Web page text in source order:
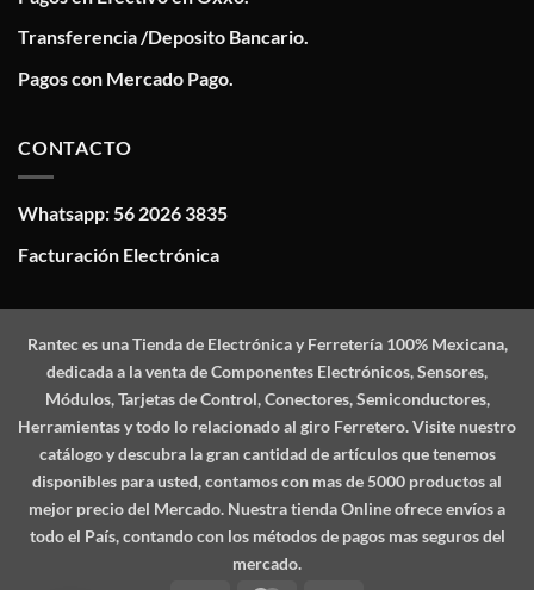
Transferencia /Deposito Bancario.
Pagos con Mercado Pago.
CONTACTO
Whatsapp: 56 2026 3835
Facturación Electrónica
Ranteces una Tienda de Electrónica y Ferretería 100% Mexicana,
dedicada a la venta de Componentes Electrónicos, Sensores,
Módulos, Tarjetas de Control, Conectores, Semiconductores,
Herramientas y todo lo relacionado al giro Ferretero. Visite nuestro
catálogo y descubra la gran cantidad de artículos que tenemos
disponibles para usted, contamos con mas de 5000 productos al
mejor precio del Mercado. Nuestra tienda Online ofrece envíos a
todo el País, contando con los métodos de pagos mas seguros del
mercado.